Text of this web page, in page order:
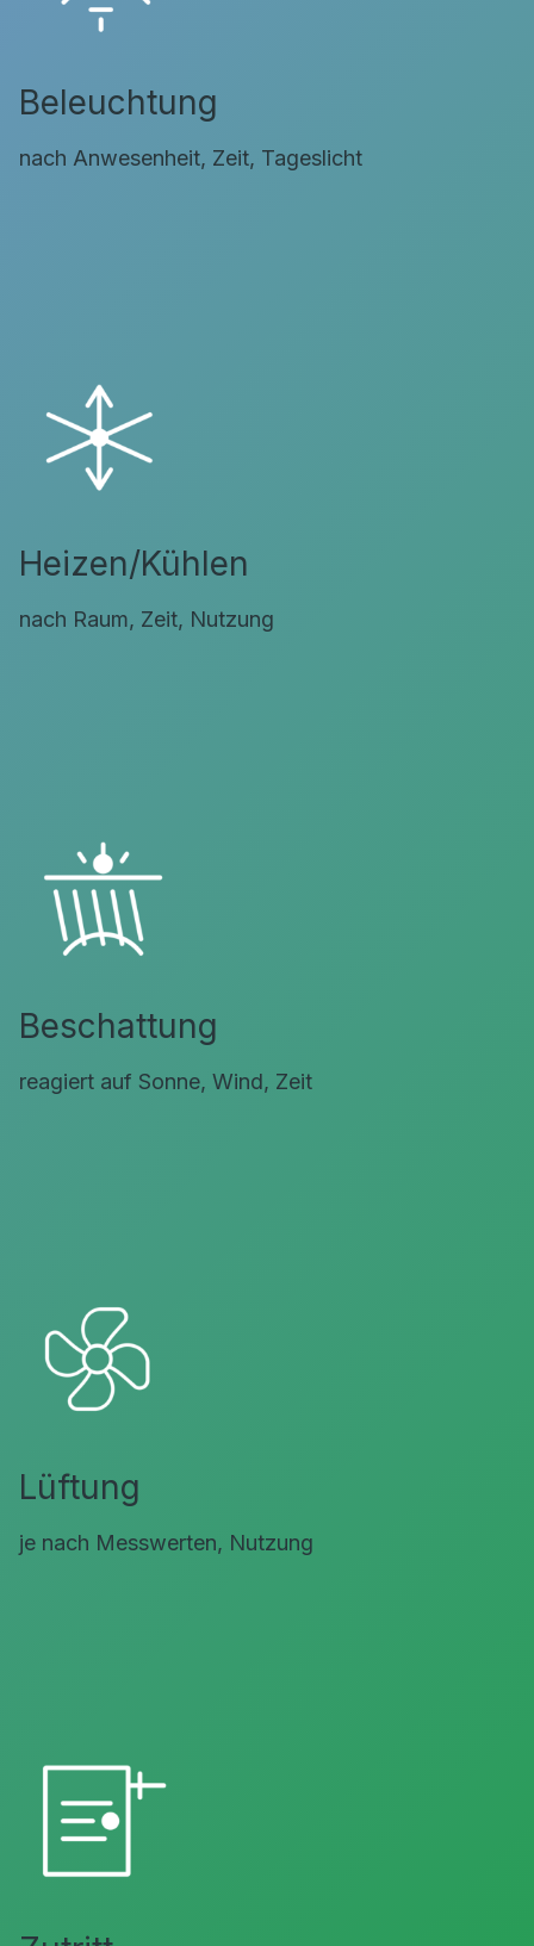
Beleuchtung
nach Anwesenheit, Zeit, Tageslicht
Heizen/Kühlen
nach Raum, Zeit, Nutzung
Beschattung
reagiert auf Sonne, Wind, Zeit
Lüftung
je nach Messwerten, Nutzung